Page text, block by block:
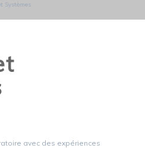
Systèmes
avec des expériences